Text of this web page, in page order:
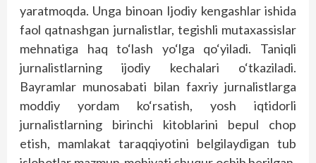
yaratmoqda. Unga binoan Ijodiy kengashlar ishida
faol qatnashgan jurnalistlar, tegishli mutaxassislar
mehnatiga haq to‘lash yo‘lga qo‘yiladi. Taniqli
jurnalistlarning ijodiy kechalari o‘tkaziladi.
Bayramlar munosabati bilan faxriy jurnalistlarga
moddiy yordam ko‘rsatish, yosh iqtidorli
jurnalistlarning birinchi kitoblarini bepul chop
etish, mamlakat taraqqiyotini belgilaydigan tub